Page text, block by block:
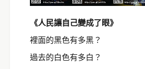
《人民讓自己變成了眼》
裡面的黑色有多黑？
過去的白色有多白？